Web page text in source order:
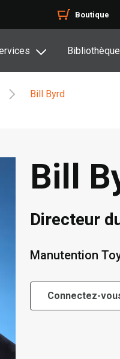
Boutique
Bill Byrd
Bill
Directeur
Manutention
Connectez-